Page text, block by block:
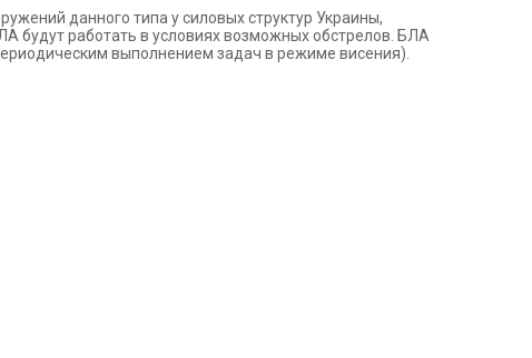
данного типа у силовых структур Украины,
будут работать в условиях возможных обстрелов. БЛА
выполнением задач в режиме висения).